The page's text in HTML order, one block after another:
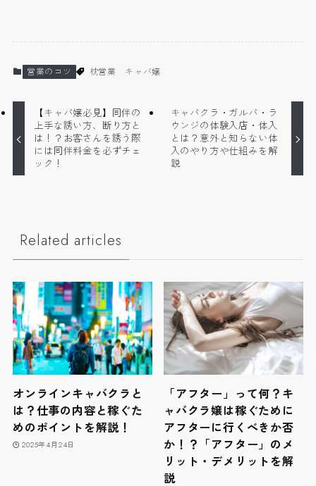
営業のコツ 枕営業 キャバ嬢
【キャバ嬢必見】同伴の
上手な誘い方、断り方と
は！？お客さんを誘う際
には同伴料金を必ずチェ
ック！
キャバクラ・ガルバ・ラ
ウンジの体験入店・体入
とは？意外と知らない体
入のやり方や仕組みを解
説
Related articles
オンラインキャバクラと
は？仕事の内容と稼ぐた
めのポイントを解説！
2025年4月24日
「アフター」って何？キ
ャバクラ嬢は稼ぐために
アフターに行くべきか否
か！？「アフター」のメ
リット・デメリットを解
説